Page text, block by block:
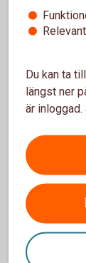
Kontot är
Pengarna
– vilket
att tänka
Du kan ta
längst ner
är inloggad.